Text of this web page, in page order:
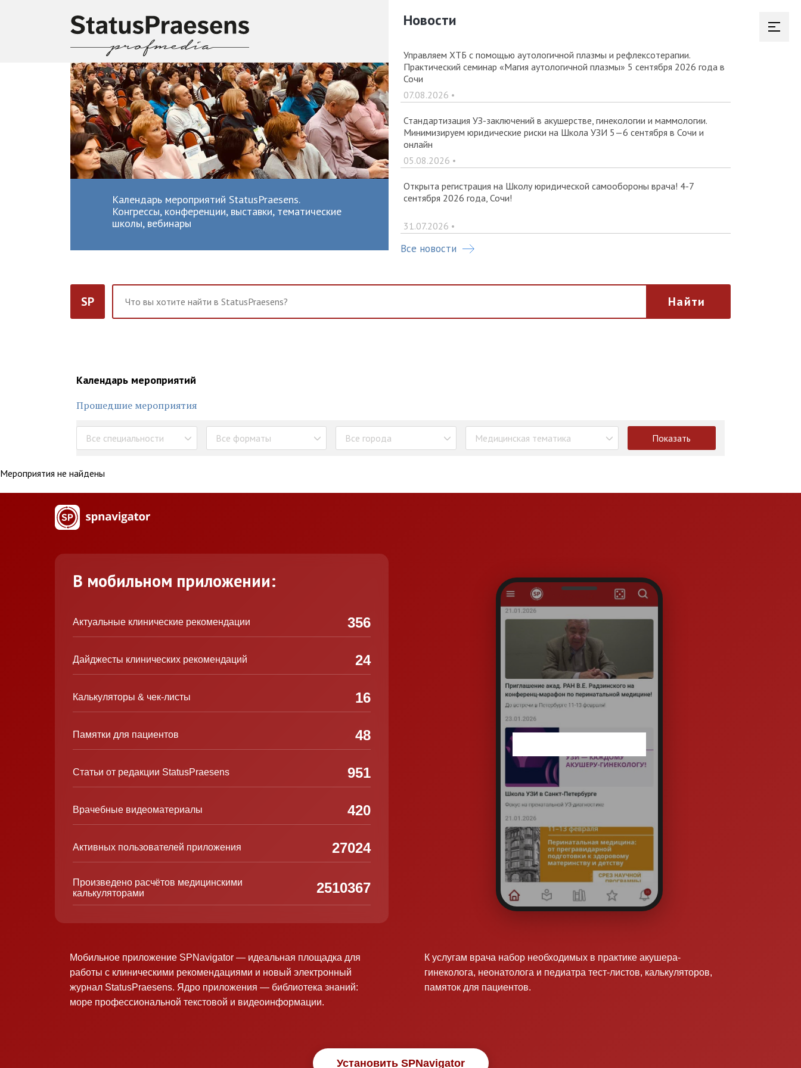
Календарь мероприятий StatusPraesens.
Конгрессы, конференции, выставки, тематические
школы, вебинары
Новости
Управляем ХТБ с помощью аутологичной плазмы и рефлексотерапии.
Практический семинар «Магия аутологичной плазмы» 5 сентября 2026 года в
Сочи
07.08.2026 •
Стандартизация УЗ-заключений в акушерстве, гинекологии и маммологии.
Минимизируем юридические риски на Школа УЗИ 5—6 сентября в Сочи и
онлайн
05.08.2026 •
Открыта регистрация на Школу юридической самообороны врача! 4-7
сентября 2026 года, Сочи!
31.07.2026 •
Все новости
SP Найти
Календарь мероприятий
Прошедшие мероприятия
Все специальности Все форматы Все города Медицинская тематика Показать
Мероприятия не найдены
В мобильном приложении:
Актуальные клинические рекомендации 356
Дайджесты клинических рекомендаций 24
Калькуляторы & чек-листы 16
Памятки для пациентов 48
Статьи от редакции StatusPraesens 951
Врачебные видеоматериалы 420
Активных пользователей приложения 27024
Произведено расчётов медицинскими
калькуляторами
2510367
Мобильное приложение SPNavigator — идеальная площадка для
работы с клиническими рекомендациями и новый электронный
журнал StatusPraesens. Ядро приложения — библиотека знаний:
море профессиональной текстовой и видеоинформации.
К услугам врача набор необходимых в практике акушера-
гинеколога, неонатолога и педиатра тест-листов, калькуляторов,
памяток для пациентов.
Установить SPNavigator